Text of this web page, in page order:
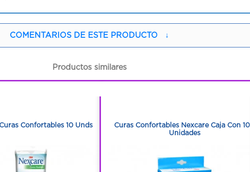
COMENTARIOS DE ESTE PRODUCTO ↓
Productos similares
Confortables 10 Unds
Curas Confortables Nexcare Caja Con
Unidades